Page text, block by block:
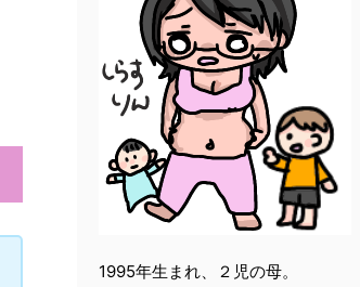
1995年生まれ、２児の母。